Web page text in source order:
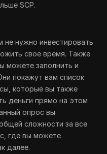
SCP.
не нужно инвестировать
свое время. Также
можете заполнить и
покажут вам список
которые вы также
деньги прямо на этом
опрос вы
сложности за все
где вы можете
далее.